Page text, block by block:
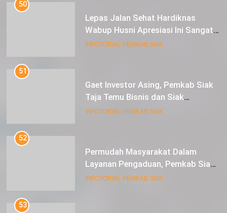
50
Lepas Jalan Sehat Hardiknas
Wabup Husni Apresiasi Ini Sangat
Luar Biasa
INFOTORIAL PEMKAB SIAK
51
Gaet Investor Asing, Pemkab Siak
Taja Temu Bisnis dan Siak
Expoversary 2024
INFOTORIAL PEMKAB SIAK
52
Permudah Masyarakat Dalam
Layanan Pengaduan, Pemkab Siak
Luncurkan Aplikasi SIP PUAN
INFOTORIAL PEMKAB SIAK
53